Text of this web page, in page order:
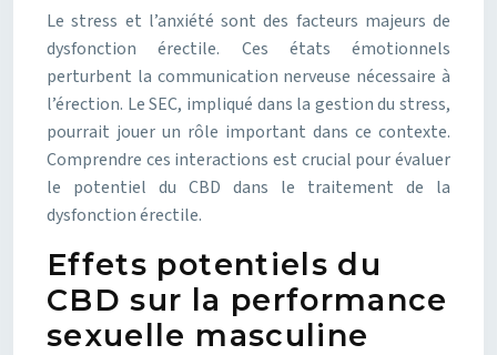
Le stress et l’anxiété sont des facteurs majeurs de
dysfonction érectile. Ces états émotionnels
perturbent la communication nerveuse nécessaire à
l’érection. Le SEC, impliqué dans la gestion du stress,
pourrait jouer un rôle important dans ce contexte.
Comprendre ces interactions est crucial pour évaluer
le potentiel du CBD dans le traitement de la
dysfonction érectile.
Effets potentiels du
CBD sur la performance
sexuelle masculine